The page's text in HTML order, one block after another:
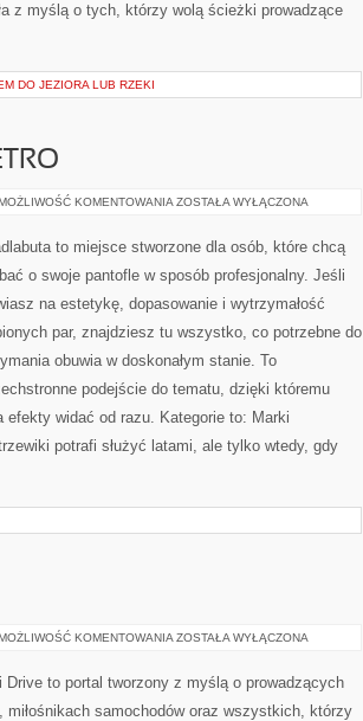
z myślą o tych, którzy wolą ścieżki prowadzące
DO JEZIORA LUB RZEKI
KOMENTOWANIA OBUWIE
RETRO
ZOSTAŁA WYŁĄCZONA
to miejsce stworzone dla osób, które chcą
o swoje pantofle w sposób profesjonalny. Jeśli
na estetykę, dopasowanie i wytrzymałość
par, znajdziesz tu wszystko, co potrzebne do
obuwia w doskonałym stanie. To
podejście do tematu, dzięki któremu
widać od razu. Kategorie to: Marki
potrafi służyć latami, ale tylko wtedy, gdy
KOMENTOWANIA AUTA
ZOSTAŁA WYŁĄCZONA
Drive to portal tworzony z myślą o prowadzących
miłośnikach samochodów oraz wszystkich, którzy